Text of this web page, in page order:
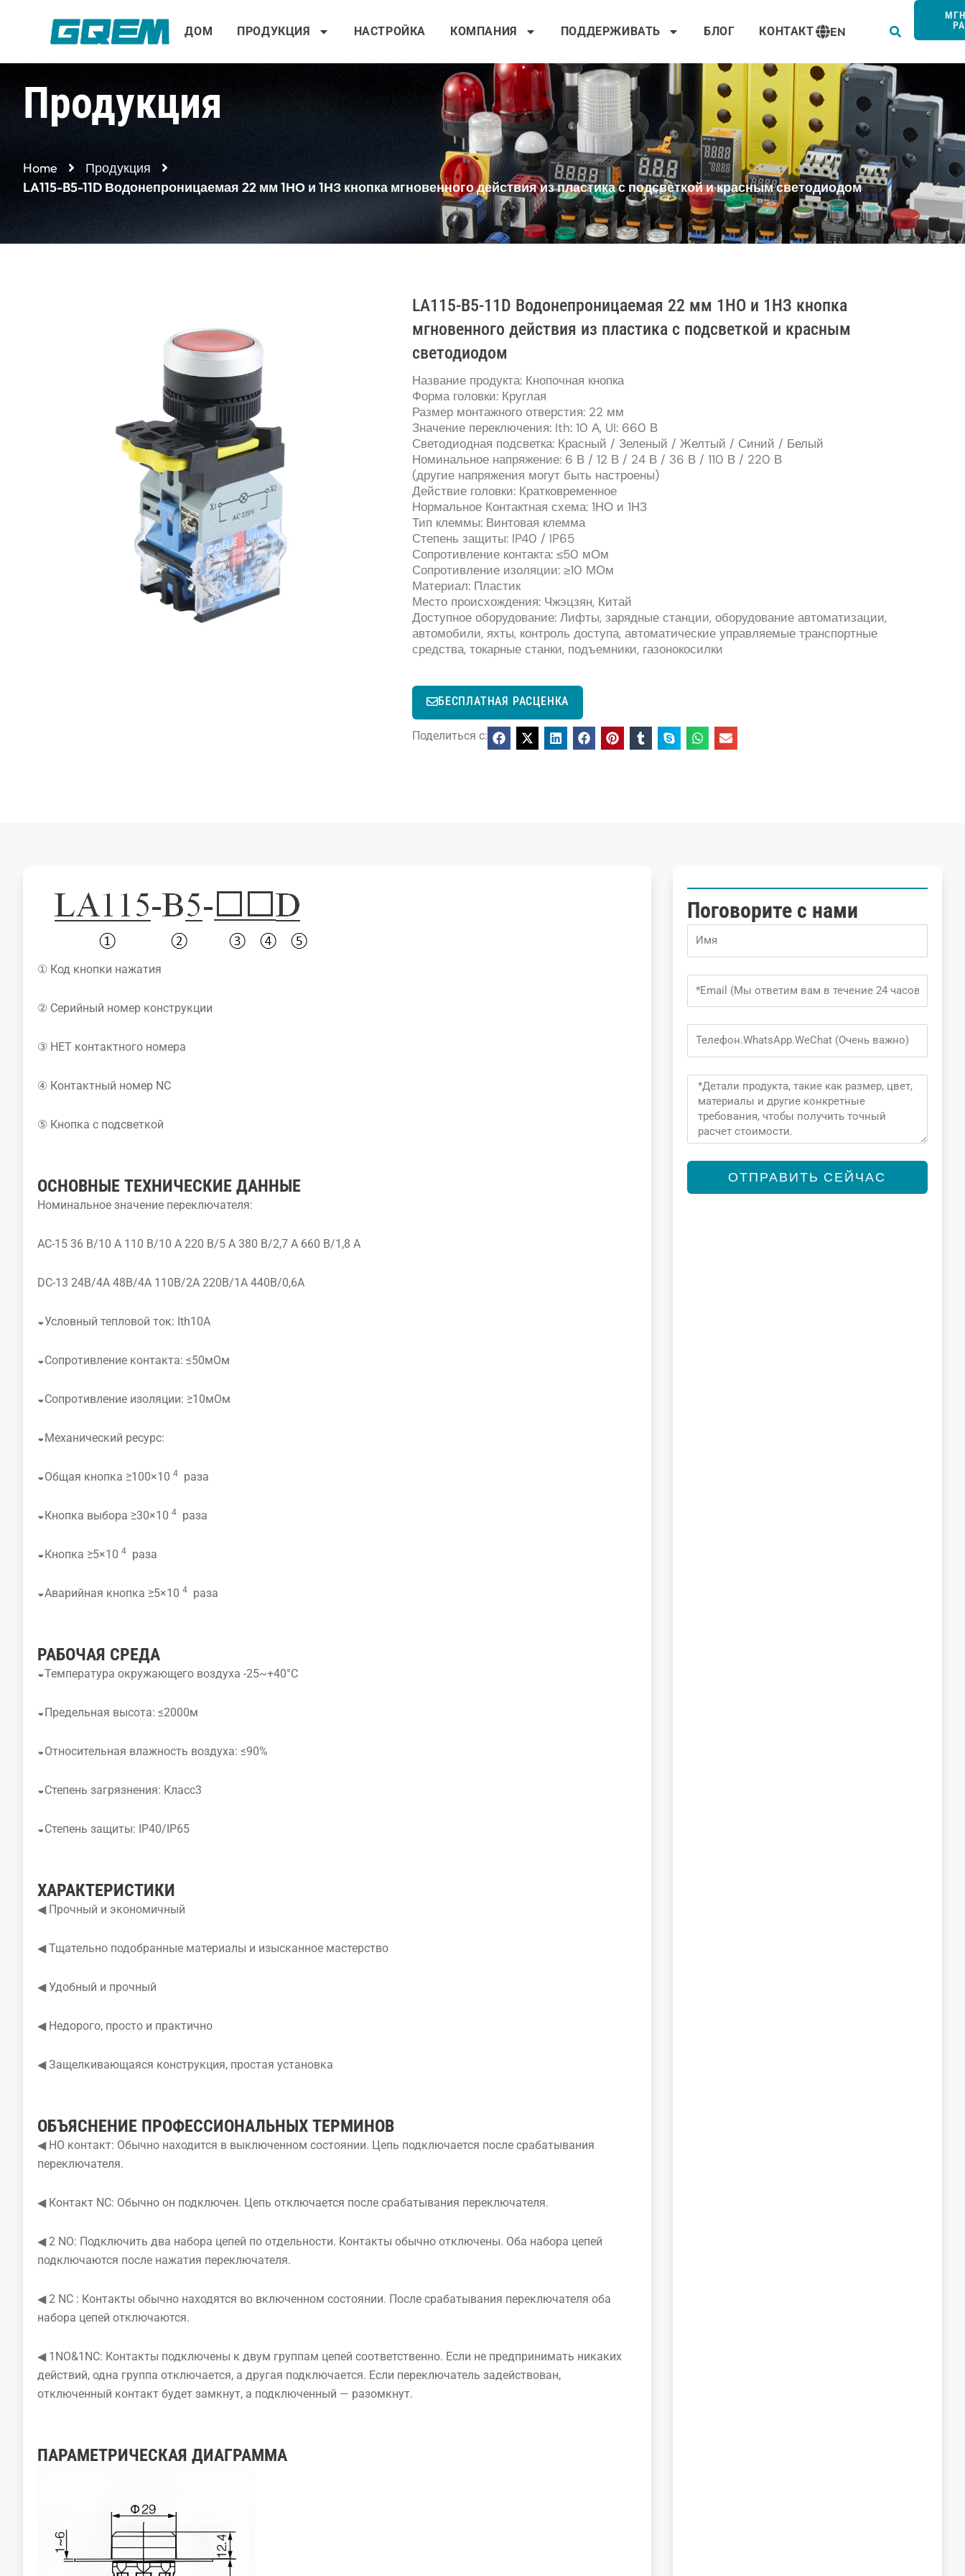
содержимому
ДОМ ПРОДУКЦИЯ НАСТРОЙКА КОМПАНИЯ ПОДДЕРЖИВАТЬ БЛОГ КОНТАКТ EN
Продукция
Home
Продукция
LA115-B5-11D Водонепроницаемая 22 мм 1НО и 1НЗ кнопка мгновенного действия из пластика с подсветкой и красным светодиодом
LA115-B5-11D Водонепроницаемая 22 мм 1НО и 1НЗ кнопка
мгновенного действия из пластика с подсветкой и красным
светодиодом
Название продукта: Кнопочная кнопка
Форма головки: Круглая
Размер монтажного отверстия: 22 мм
Значение переключения: Ith: 10 А, UI: 660 В
Светодиодная подсветка: Красный / Зеленый / Желтый / Синий / Белый
Номинальное напряжение: 6 В / 12 В / 24 В / 36 В / 110 В / 220 В
(другие напряжения могут быть настроены)
Действие головки: Кратковременное
Нормальное Контактная схема: 1НО и 1НЗ
Тип клеммы: Винтовая клемма
Степень защиты: IP40 / IP65
Сопротивление контакта: ≤50 мОм
Сопротивление изоляции: ≥10 МОм
Материал: Пластик
Место происхождения: Чжэцзян, Китай
Доступное оборудование: Лифты, зарядные станции, оборудование автоматизации,
автомобили, яхты, контроль доступа, автоматические управляемые транспортные
средства, токарные станки, подъемники, газонокосилки
БЕСПЛАТНАЯ РАСЦЕНКА
Поделиться с:
① Код кнопки нажатия
② Серийный номер конструкции
③ НЕТ контактного номера
④ Контактный номер NC
⑤ Кнопка с подсветкой
ОСНОВНЫЕ ТЕХНИЧЕСКИЕ ДАННЫЕ
Номинальное значение переключателя:
AC-15 36 В/10 А 110 В/10 А 220 В/5 А 380 В/2,7 А 660 В/1,8 А
DC-13 24В/4А 48В/4А 110В/2А 220В/1А 440В/0,6А
◒Условный тепловой ток: Ith10A
◒Сопротивление контакта: ≤50мОм
◒Сопротивление изоляции: ≥10мОм
◒Механический ресурс:
◒Общая кнопка ≥100×10 4 раза
◒Кнопка выбора ≥30×10 4 раза
◒Кнопка ≥5×10 4 раза
◒Аварийная кнопка ≥5×10 4 раза
РАБОЧАЯ СРЕДА
◒Температура окружающего воздуха -25~+40°C
◒Предельная высота: ≤2000м
◒Относительная влажность воздуха: ≤90%
◒Степень загрязнения: Класс3
◒Степень защиты: IP40/IP65
ХАРАКТЕРИСТИКИ
◀ Прочный и экономичный
◀ Тщательно подобранные материалы и изысканное мастерство
◀ Удобный и прочный
◀ Недорого, просто и практично
◀ Защелкивающаяся конструкция, простая установка
ОБЪЯСНЕНИЕ ПРОФЕССИОНАЛЬНЫХ ТЕРМИНОВ
◀ НО контакт: Обычно находится в выключенном состоянии. Цепь подключается после срабатывания
переключателя.
◀ Контакт NC: Обычно он подключен. Цепь отключается после срабатывания переключателя.
◀ 2 NO: Подключить два набора цепей по отдельности. Контакты обычно отключены. Оба набора цепей
подключаются после нажатия переключателя.
◀ 2 NC : Контакты обычно находятся во включенном состоянии. После срабатывания переключателя оба
набора цепей отключаются.
◀ 1NO&1NC: Контакты подключены к двум группам цепей соответственно. Если не предпринимать никаких
действий, одна группа отключается, а другая подключается. Если переключатель задействован,
отключенный контакт будет замкнут, а подключенный — разомкнут.
ПАРАМЕТРИЧЕСКАЯ ДИАГРАММА
Поговорите с нами
Name
Phone
Message
ОТПРАВИТЬ СЕЙЧАС